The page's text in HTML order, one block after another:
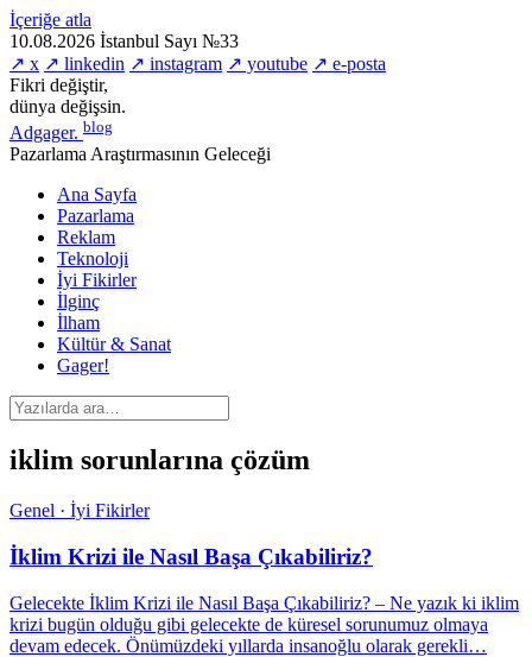
İçeriğe atla
10.08.2026 İstanbul Sayı №33
↗ x ↗ linkedin ↗ instagram ↗ youtube ↗ e-posta
Fikri değiştir,
dünya değişsin.
Adgager. blog
Pazarlama Araştırmasının Geleceği
Ana Sayfa
Pazarlama
Reklam
Teknoloji
İyi Fikirler
İlginç
İlham
Kültür & Sanat
Gager!
iklim sorunlarına çözüm
Genel · İyi Fikirler
İklim Krizi ile Nasıl Başa Çıkabiliriz?
Gelecekte İklim Krizi ile Nasıl Başa Çıkabiliriz? – Ne yazık ki iklim
krizi bugün olduğu gibi gelecekte de küresel sorunumuz olmaya
devam edecek. Önümüzdeki yıllarda insanoğlu olarak gerekli…